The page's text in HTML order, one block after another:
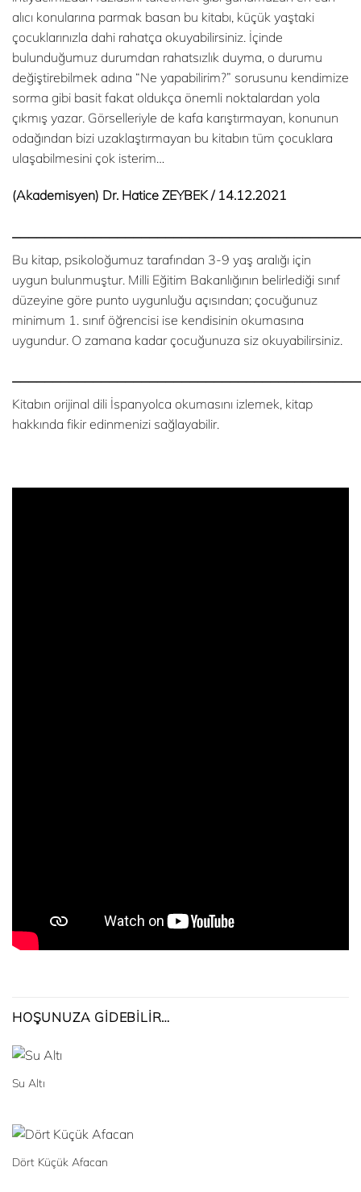
alıcı konularına parmak basan bu kitabı, küçük yaştaki
çocuklarınızla dahi rahatça okuyabilirsiniz. İçinde
bulunduğumuz durumdan rahatsızlık duyma, o durumu
değiştirebilmek adına “Ne yapabilirim?” sorusunu kendimize
sorma gibi basit fakat oldukça önemli noktalardan yola
çıkmış yazar. Görselleriyle de kafa karıştırmayan, konunun
odağından bizi uzaklaştırmayan bu kitabın tüm çocuklara
ulaşabilmesini çok isterim…
(Akademisyen) Dr. Hatice ZEYBEK / 14.12.2021
Bu kitap, psikoloğumuz tarafından 3-9 yaş aralığı için
uygun bulunmuştur. Milli Eğitim Bakanlığının belirlediği sınıf
düzeyine göre punto uygunluğu açısından; çocuğunuz
minimum 1. sınıf öğrencisi ise kendisinin okumasına
uygundur. O zamana kadar çocuğunuza siz okuyabilirsiniz.
Kitabın orijinal dili İspanyolca okumasını izlemek, kitap
hakkında fikir edinmenizi sağlayabilir.
HOŞUNUZA GIDEBILIR…
Su Altı
Dört Küçük Afacan